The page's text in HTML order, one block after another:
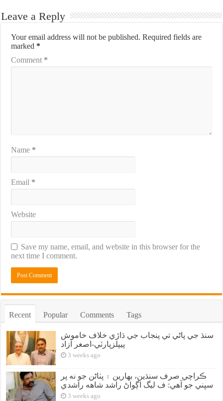
Leave a Reply
Your email address will not be published. Required fields are
marked *
Comment *
Name *
Email *
Website
Save my name, email, and website in this browser for the
next time I comment.
Recent Popular Comments Tags
سنڌ جي پاڻي تي پنجاب جي ڌاڙي خلاف خاموش
پيپلزپارٽي-اصغر آزاد
3 weeks ago
ڪراچي صرف سنڌين، بهارين ۽ پٺاڻن جو نه پر
سڀني جو آهي: ف ليگ اڳواڻ راشد شاهه راشدي
3 weeks ago